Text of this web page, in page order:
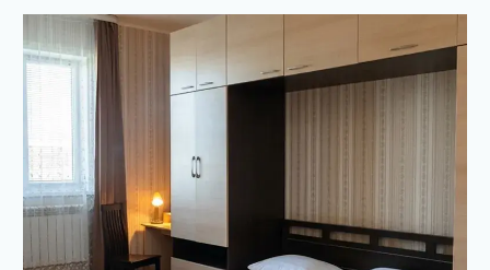
Гостиница